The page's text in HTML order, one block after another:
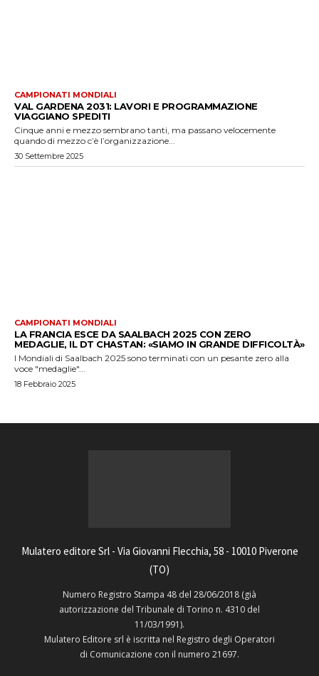
CAMPIONATI MONDIALI
VAL GARDENA 2031: LAVORI E PROGRAMMAZIONE
VIAGGIANO SPEDITI
Cinque anni e mezzo sembrano tanti, ma passano velocemente
quando di mezzo c’è l’organizzazione...
30 Settembre 2025
CAMPIONATI MONDIALI
LA FRANCIA ESCE DA SAALBACH 2025 CON ZERO
MEDAGLIE, IL DT CHASTAN: «SIAMO IN GRANDE DIFFICOLTÀ»
I Mondiali di Saalbach 2025 sono terminati con un pesante zero alla
voce "medaglie"...
18 Febbraio 2025
Mulatero editore Srl - Via Giovanni Flecchia, 58 - 10010 Piverone
(TO)
Numero Registro Stampa 48 del 28/06/2018 (già
autorizzazione del Tribunale di Torino n. 4310 del
11/03/1991).
Mulatero Editore srl è iscritta nel Registro degli Operatori
di Comunicazione con il numero 21697.